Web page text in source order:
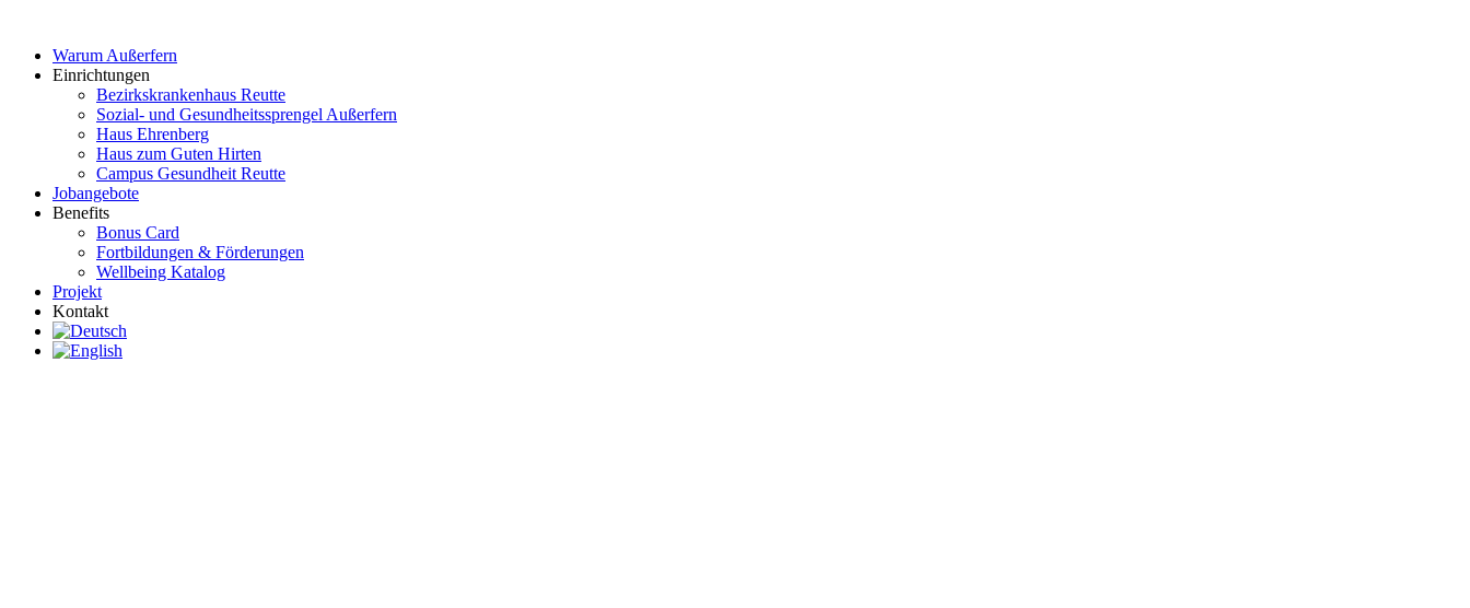
wechselnWarum Außerfern
Einrichtungen
Bezirkskrankenhaus Reutte
Sozial- und Gesundheitssprengel Außerfern
Haus Ehrenberg
Haus zum Guten Hirten
Campus Gesundheit Reutte
Jobangebote
Benefits
Bonus Card
Fortbildungen & Förderungen
Wellbeing Katalog
Projekt
Kontakt